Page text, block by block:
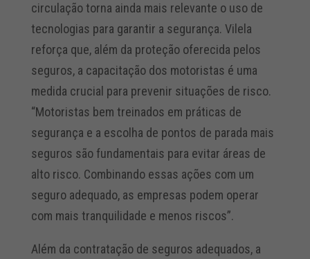
circulação torna ainda mais relevante o uso de
tecnologias para garantir a segurança. Vilela
reforça que, além da proteção oferecida pelos
seguros, a capacitação dos motoristas é uma
medida crucial para prevenir situações de risco.
“Motoristas bem treinados em práticas de
segurança e a escolha de pontos de parada mais
seguros são fundamentais para evitar áreas de
alto risco. Combinando essas ações com um
seguro adequado, as empresas podem operar
com mais tranquilidade e menos riscos”.
Além da contratação de seguros adequados, a